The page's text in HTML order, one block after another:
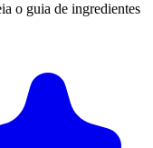
o guia de ingredientes